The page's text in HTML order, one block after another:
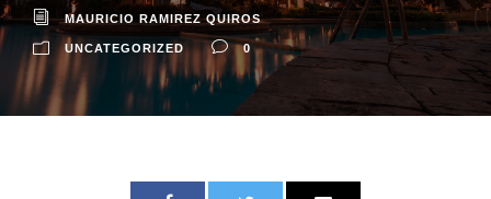
MAURICIO RAMIREZ QUIROS
UNCATEGORIZED 0